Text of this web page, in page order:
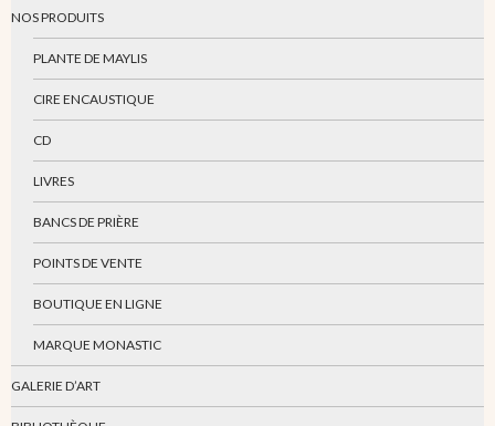
NOS PRODUITS
PLANTE DE MAYLIS
CIRE ENCAUSTIQUE
CD
LIVRES
BANCS DE PRIÈRE
POINTS DE VENTE
BOUTIQUE EN LIGNE
MARQUE MONASTIC
GALERIE D’ART